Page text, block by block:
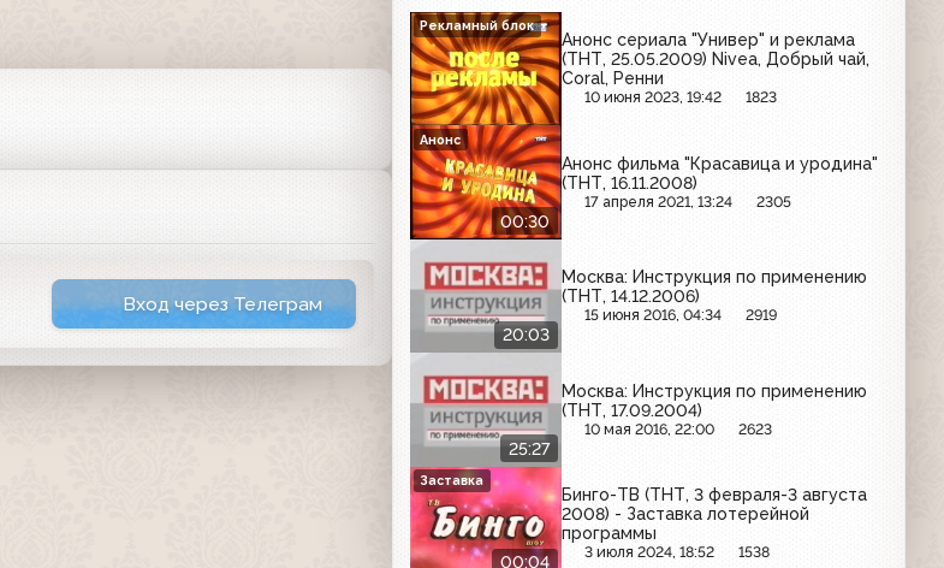
Вход через Телеграм
Анонс сериала "Универ" и реклама
(ТНТ, 25.05.2009) Nivea, Добрый чай,
Coral, Ренни
10 июня 2023, 19:42 1823
Рекламный блок
00:30
Анонс фильма "Красавица и уродина"
(ТНТ, 16.11.2008)
17 апреля 2021, 13:24 2305
Анонс
20:03
Москва: Инструкция по применению
(ТНТ, 14.12.2006)
15 июня 2016, 04:34 2919
25:27
Москва: Инструкция по применению
(ТНТ, 17.09.2004)
10 мая 2016, 22:00 2623
00:04
Бинго-ТВ (ТНТ, 3 февраля-3 августа
2008) - Заставка лотерейной
программы
3 июля 2024, 18:52 1538
Заставка